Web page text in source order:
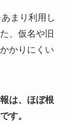
まり利用し
、仮名や旧
かりにくい
は、ほぼ根
す。